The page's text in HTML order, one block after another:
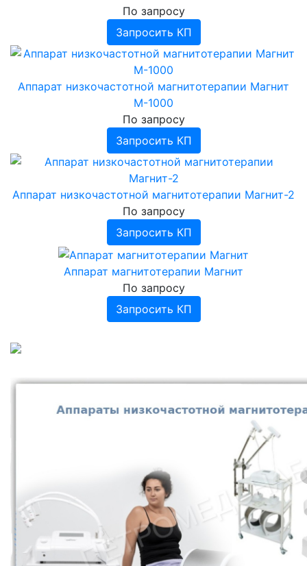
Аппараты ингаляционного наркоза
Дефибрилляторы АКСИОН
По запросу
Запросить КП
Аппарат низкочастотной магнитотерапии Магнит
М-1000
По запросу
Запросить КП
Аппарат низкочастотной магнитотерапии Магнит-2
По запросу
Запросить КП
Аппарат магнитотерапии Магнит
По запросу
Запросить КП